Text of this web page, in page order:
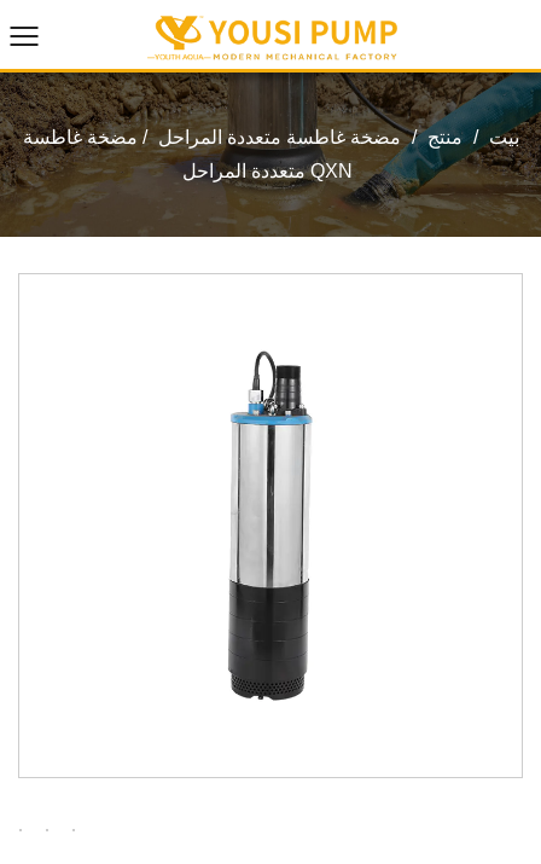
بيت / منتج / مضخة غاطسة متعددة المراحل / مضخة غاطسة
متعددة المراحل QXN